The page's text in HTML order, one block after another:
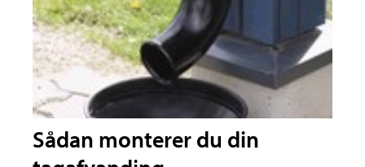
Sådan monterer du din